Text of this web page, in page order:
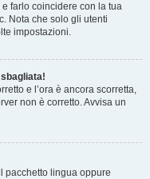
farlo coincidere con la tua
Nota che solo gli utenti
impostazioni.
e l’ora è ancora scorretta,
non è corretto. Avvisa un
pacchetto lingua oppure